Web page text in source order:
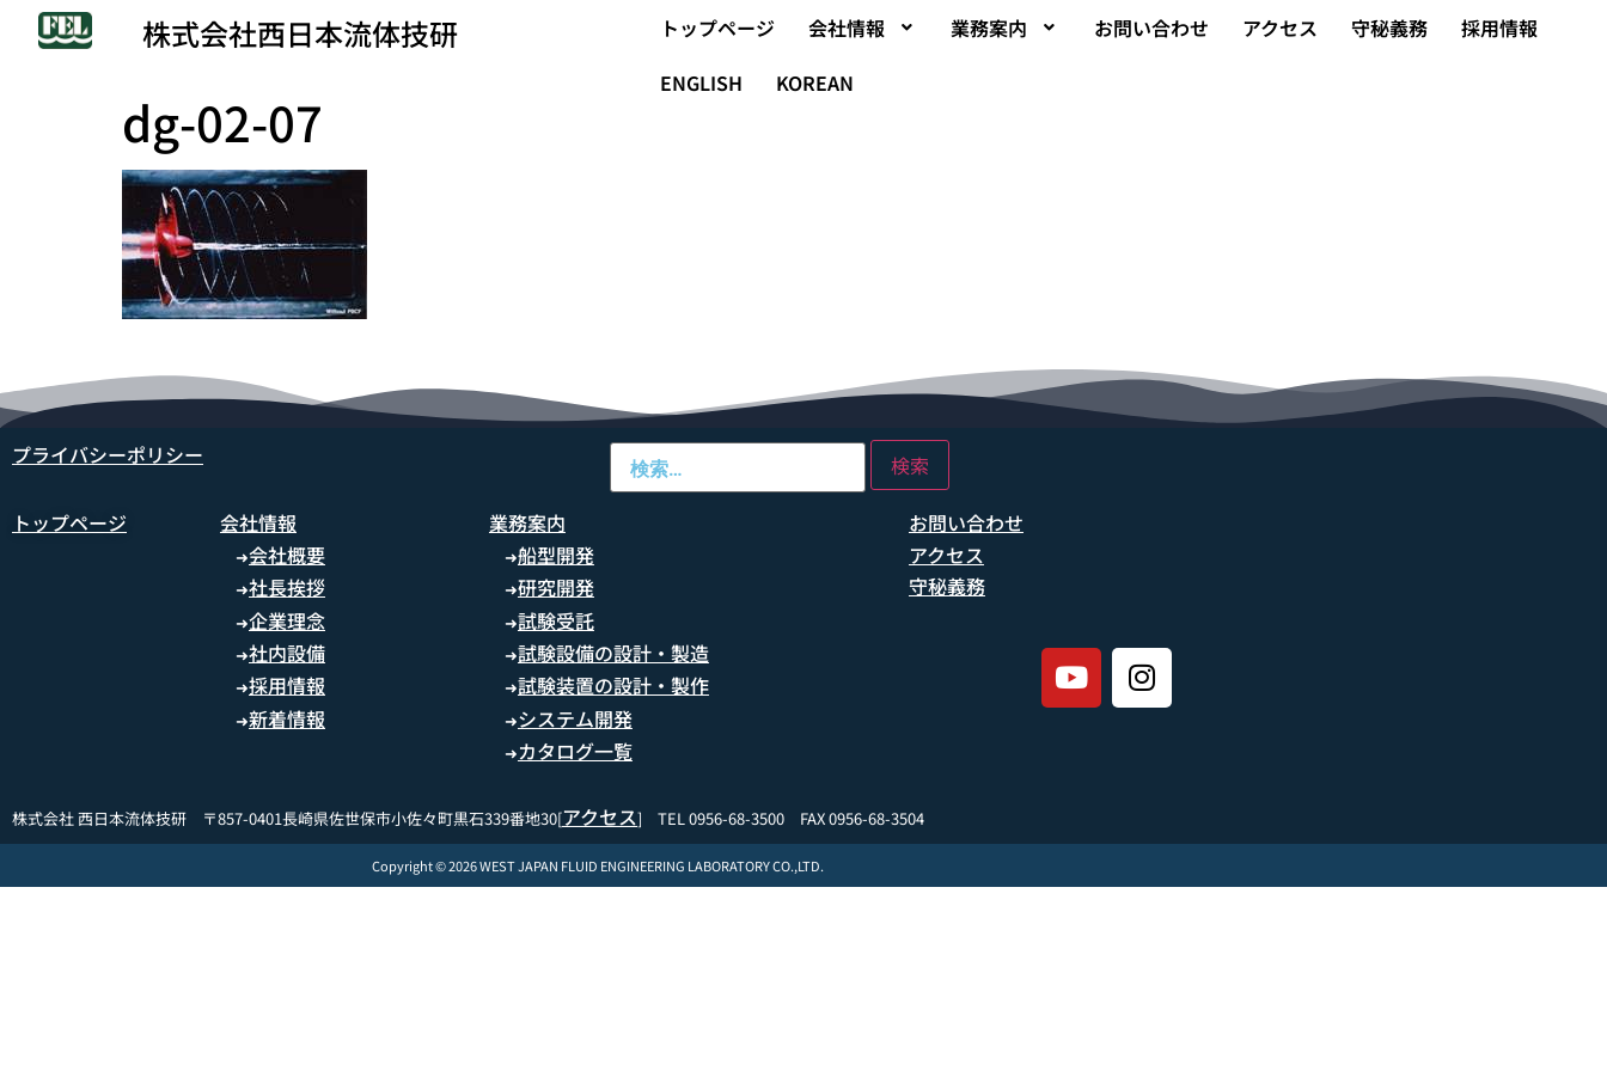
トップページ 会社情報 業務案内 お問い合わせ アクセス 守秘義務
採用情報
ENGLISH
KOREAN
株式会社西日本流体技研
dg-02-07
プライバシーポリシー
トップページ 会社情報
➜会社概要
➜社長挨拶
➜企業理念
➜社内設備
➜採用情報
➜新着情報
業務案内
➜船型開発
➜研究開発
➜試験受託
➜試験設備の設計・製造
➜試験装置の設計・製作
➜システム開発
➜カタログ一覧
お問い合わせ
アクセス
守秘義務
株式会社 西日本流体技研 〒857-0401長崎県佐世保市小佐々町黒石339番地30[アクセス] TEL 0956-68-3500 FAX 0956-68-3504
Copyright © 2026 WEST JAPAN FLUID ENGINEERING LABORATORY CO.,LTD.